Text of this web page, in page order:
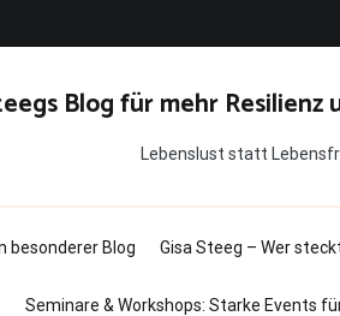
Blog für mehr
Lebenslust statt
besonderer Blog Gisa Steeg – Wer
Seminare & Workshops: Starke Events